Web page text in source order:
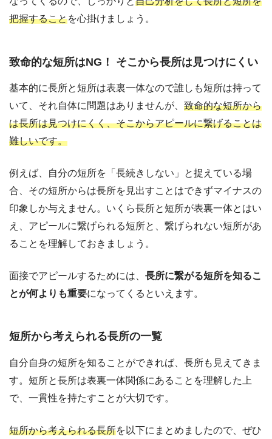
把握することを心掛けましょう。
致命的な短所はNG！ そこから長所は見つけにくい
基本的に長所と短所は表裏一体なので誰しも短所は持って
いて、それ自体に問題はありませんが、 致命的な短所から
は長所は見つけにくく、そこからアピールに繋げることは
難しいです。
例えば、自分の短所を「長続きしない」と捉えている場
合、その短所からは長所を見出すことはできずマイナスの
印象しか与えません。いくら長所と短所が表裏一体とはい
え、アピールに繋げられる短所と、繋げられない短所があ
ることを理解しておきましょう。
面接でアピールするためには、 長所に繋がる短所を知るこ
とが何よりも重要になってくるといえます。
短所から考えられる長所の一覧
自分自身の短所を知ることができれば、長所も見えてきま
す。短所と長所は表裏一体関係にあることを理解した上
で、一貫性を持たすことが大切です。
短所から考えられる長所を以下にまとめましたので、ぜひ